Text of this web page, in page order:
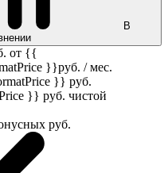
В
от {{
}}руб. / мес.
}} руб.
}} руб. чистой
руб.